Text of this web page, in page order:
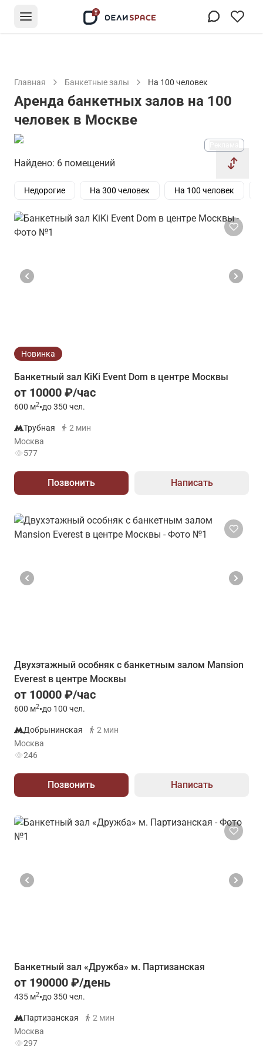
Главная Банкетные залы На 100 человек
Аренда банкетных залов на 100
человек в Москве
Найдено: 6 помещений
Недорогие На 300 человек На 100 человек
Новинка
Банкетный зал KiKi Event Dom в центре Москвы
от 10000 ₽/час
600 м2•до 350 чел.
Трубная
2 мин
Москва
577
Позвонить Написать
Двухэтажный особняк с банкетным залом Mansion
Everest в центре Москвы
от 10000 ₽/час
600 м2•до 100 чел.
Добрынинская
2 мин
Москва
246
Позвонить Написать
Банкетный зал «Дружба» м. Партизанская
от 190000 ₽/день
435 м2•до 350 чел.
Партизанская
2 мин
Москва
297